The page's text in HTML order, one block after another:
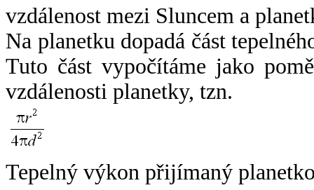
vzdálenost mezi Sluncem a
Na planetku dopadá část
Tuto část vypočítáme jako
vzdálenosti planetky, tzn.
Tepelný výkon přijímaný